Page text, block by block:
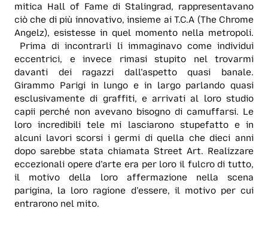
mitica Hall of Fame di Stalingrad, rappresentavano
ciò che di più innovativo, insieme ai T.C.A (The Chrome
Angelz), esistesse in quel momento nella metropoli.
Prima di incontrarli li immaginavo come individui
eccentrici, e invece rimasi stupito nel trovarmi
davanti dei ragazzi dall’aspetto quasi banale.
Girammo Parigi in lungo e in largo parlando quasi
esclusivamente di graffiti, e arrivati al loro studio
capii perché non avevano bisogno di camuffarsi. Le
loro incredibili tele mi lasciarono stupefatto e in
alcuni lavori scorsi i germi di quella che dieci anni
dopo sarebbe stata chiamata Street Art. Realizzare
eccezionali opere d’arte era per loro il fulcro di tutto,
il motivo della loro affermazione nella scena
parigina, la loro ragione d’essere, il motivo per cui
entrarono nel mito.